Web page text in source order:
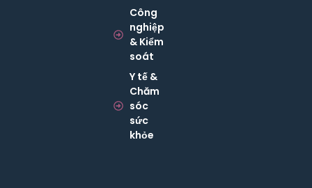
Công
nghiệp
& Kiểm
soát
Y tế &
Chăm
sóc
sức
khỏe